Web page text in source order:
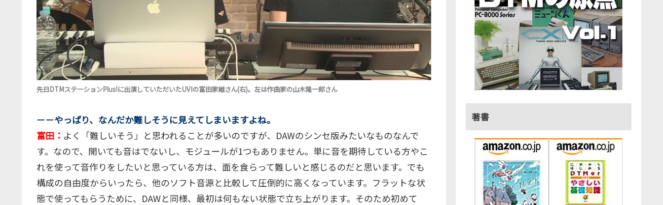
先日DTMステーションPlus!に出演していただいたUVIの富田家維さん(右)。左は作曲家の山木隆一郎さん
－－やっぱり、なんだか難しそうに見えてしまいますよね。
富田： よく「難しいそう」と思われることが多いのですが、DAWのシンセ版みたいなものなんで
す。なので、開いても音はでないし、モジュールが1つもありません。単に音を期待している方やこ
れを使って音作りをしたいと思っている方は、面を食らって難しいと感じるのだと思います。でも
構成の自由度からいったら、他のソフト音源と比較して圧倒的に高くなっています。フラットな状
態で使ってもらうために、DAWと同様、最初は何もない状態で立ち上がります。そのため初めて
著書